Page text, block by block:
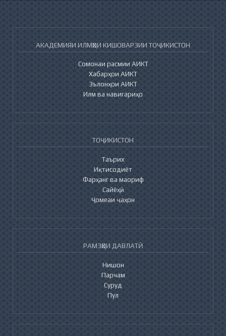
АКАДЕМИЯИ ИЛМҲОИ КИШОВАРЗИИ ТОҶИКИСТОН
Сомонаи расмии АИКТ
Хабарҳои АИКТ
Эълонҳои АИКТ
Илм ва навигариҳо
ТОҶИКИСТОН
Таърих
Иқтисодиёт
Фарҳанг ва маориф
Сайёҳӣ
Ҷомеаи ҷаҳон
РАМЗҲОИ ДАВЛАТӢ
Нишон
Парчам
Суруд
Пул